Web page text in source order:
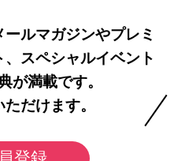
ルマガジンやプレミ
スペシャルイベント
が満載です。
だけます。